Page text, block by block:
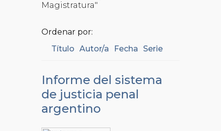
Magistratura"
Ordenar por:
Título Autor/a Fecha Serie
Informe del sistema
de justicia penal
argentino